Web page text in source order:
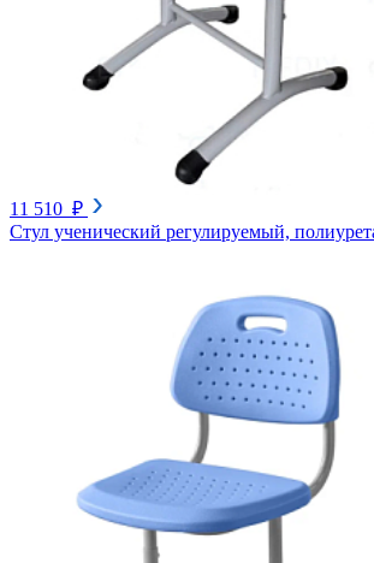
11 510 ₽
Стул ученический регулируемый,